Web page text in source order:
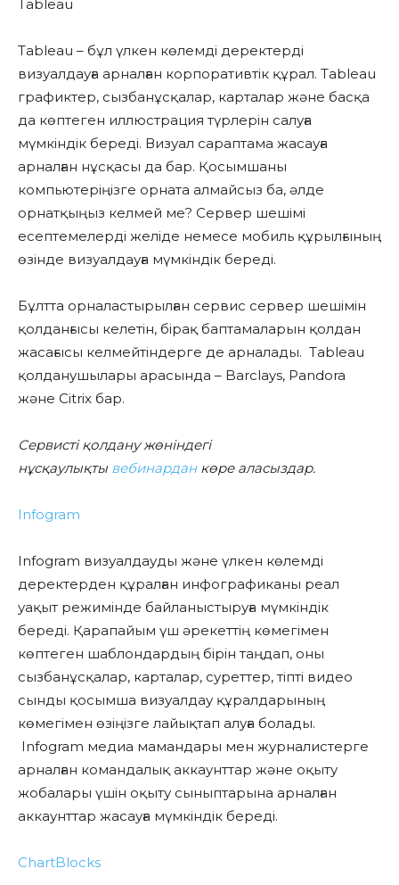
Tableau
Tableau – бұл үлкен көлемді деректерді
визуалдауға арналған корпоративтік құрал. Tableau
графиктер, сызбанұсқалар, карталар және басқа
да көптеген иллюстрация түрлерін салуға
мүмкіндік береді. Визуал сараптама жасауға
арналған нұсқасы да бар. Қосымшаны
компьютеріңізге орната алмайсыз ба, әлде
орнатқыңыз келмей ме? Сервер шешімі
есептемелерді желіде немесе мобиль құрылғының
өзінде визуалдауға мүмкіндік береді.
Бұлтта орналастырылған сервис сервер шешімін
қолданғысы келетін, бірақ баптамаларын қолдан
жасағысы келмейтіндерге де арналады. Tableau
қолданушылары арасында – Barclays, Pandora
және Citrix бар.
Сервисті қолдану жөніндегі
нұсқаулықты вебинарданкөре аласыздар.
Infogram
Infogram визуалдауды және үлкен көлемді
деректерден құралған инфографиканы реал
уақыт режимінде байланыстыруға мүмкіндік
береді. Қарапайым үш әрекеттің көмегімен
көптеген шаблондардың бірін таңдап, оны
сызбанұсқалар, карталар, суреттер, тіпті видео
сынды қосымша визуалдау құралдарының
көмегімен өзіңізге лайықтап алуға болады.
Infogram медиа мамандары мен журналистерге
арналған командалық аккаунттар және оқыту
жобалары үшін оқыту сыныптарына арналған
аккаунттар жасауға мүмкіндік береді.
ChartBlocks